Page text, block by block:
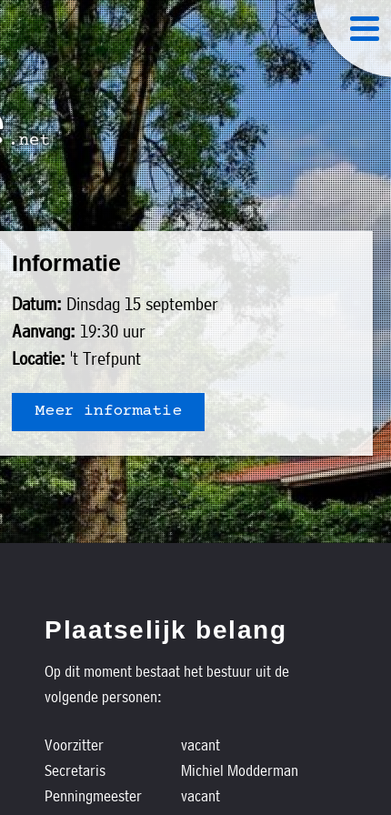
Informatie
Datum: Dinsdag 15 september
Aanvang: 19:30 uur
Locatie: 't Trefpunt
Meer informatie
Plaatselijk belang
Op dit moment bestaat het bestuur uit de
volgende personen:
Voorzitter
vacant
Secretaris
Michiel Modderman
Penningmeester
vacant